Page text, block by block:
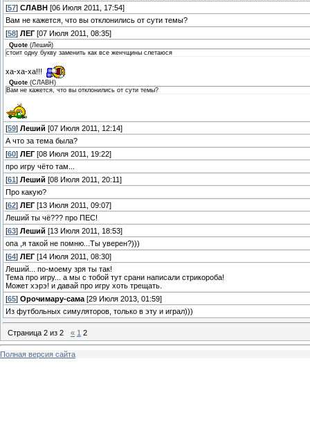
[57] СЛАВН [06 Июля 2011, 17:54]
Вам не кажется, что вы отклонились от сути темы?
[58] ЛЕГ [07 Июля 2011, 08:35]
Quote (Леший)
стоит одну букву заменить как все женчщины слетаюся
ха-ха-ха!!!
Quote (СЛАВН )
Вам не кажется, что вы отклонились от сути темы?
[59] Леший [07 Июля 2011, 12:14]
А что за тема была?
[60] ЛЕГ [08 Июля 2011, 19:22]
про игру чёто там...
[61 ] Леший [08 Июля 2011, 20:11]
Про какую?
[62] ЛЕГ [13 Июля 2011, 09:07]
Леший ты чё??? про ПЕС!
[63] Леший [13 Июля 2011, 18:53]
опа ,я такой не помню...Ты уверен?)))
[64] ЛЕГ [14 Июля 2011, 08:30]
Леший... по-моему зря ты так!
Тема про игру... а мы с тобой тут срани написали стрикороба!
Может хэрэ! и давай про игру хоть трещать.
[65] Орочимару-сама [29 Июля 2013, 01:59]
Из футбольных симуляторов, только в эту и играл)))
Страница 2 из 2 « 1 2
Полная версия сайта